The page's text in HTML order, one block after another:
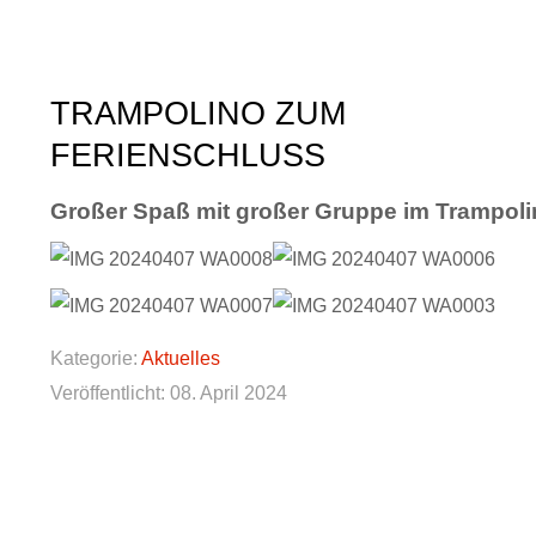
TRAMPOLINO ZUM
FERIENSCHLUSS
Großer Spaß mit großer Gruppe im
Kategorie:Aktuelles
Veröffentlicht: 08. April 2024